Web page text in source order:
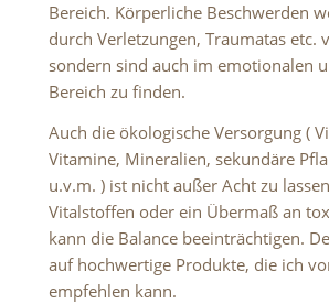
Bereich. Körperliche Beschwerden
durch Verletzungen, Traumatas etc.
sondern sind auch im emotionalen
Bereich zu finden.
Auch die ökologische Versorgung (
Vitamine, Mineralien, sekundäre
u.v.m. ) ist nicht außer Acht zu
Vitalstoffen oder ein Übermaß an
kann die Balance beeinträchtigen.
auf hochwertige Produkte, die ich
empfehlen kann.